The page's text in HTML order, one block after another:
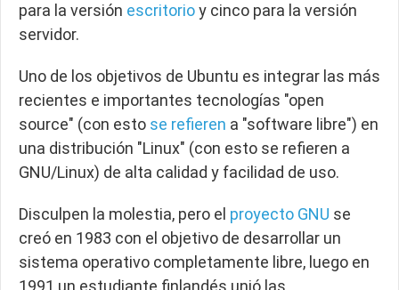
para la versión escritorioy cinco para la versión
servidor.
Uno de los objetivos de Ubuntu es integrar las más
recientes e importantes tecnologías "open
source" (con esto se refieren a "software libre") en
una distribución "Linux" (con esto se refieren a
GNU/Linux) de alta calidad y facilidad de uso.
Disculpen la molestia, pero el proyecto GNU se
creó en 1983 con el objetivo de desarrollar un
sistema operativo completamente libre, luego en
1991 un estudiante finlandés unió las